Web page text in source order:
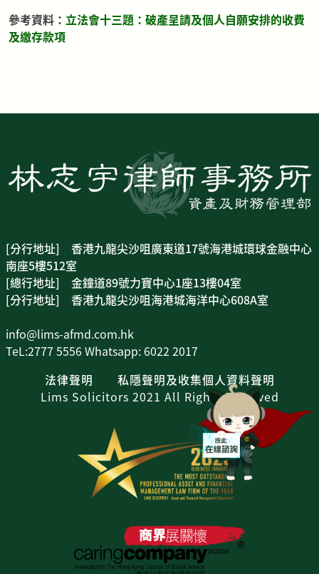
參考資料 ： 立法會十三題：破產呈請及個人自願安排的收費
及繳存款項
[分行地址] 香港九龍尖沙咀廣東道17號海港城環球金融中心
南座5樓512室
[總行地址] 金鐘道89號力寶中心1座13樓04室
[分行地址] 香港九龍尖沙咀海港城海洋中心608A室
info@lims-afmd.com.hk
TeL:2777 5556 Whatsapp: 6022 2017
法律聲明
私隱聲明及收集個人資料聲明
Lims Solicitors 2021 All Rights Reserved